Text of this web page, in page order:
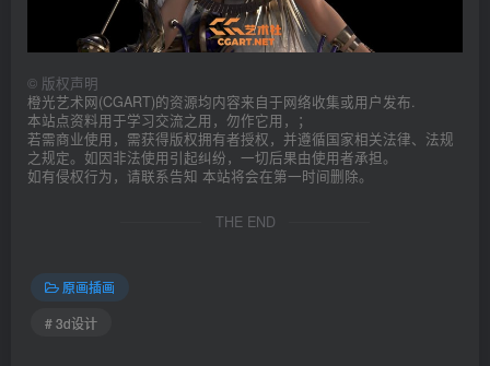
© 版权声明
橙光艺术网(CGART)的资源均内容来自于网络收集或用户发布.
本站点资料用于学习交流之用，勿作它用，；
若需商业使用，需获得版权拥有者授权，并遵循国家相关法律、法规
之规定。如因非法使用引起纠纷，一切后果由使用者承担。
如有侵权行为，请联系告知 本站将会在第一时间删除。
THE END
原画插画
# 3d设计